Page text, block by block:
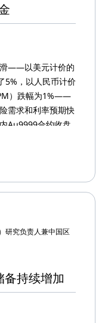
口年度开局，与
持一致
滑——以美元计价的
5%，以人民币计价
）跌幅为1%——
需求和利率预期快
Au9999合约收盘
出本月黄金需求
金出库量达到169
加76吨
47.4吨（约合28亿
报告购金25吨，截
研究负责人兼中国区
备持续增加